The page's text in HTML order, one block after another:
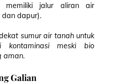
memiliki jalur aliran air
dapur).
sumur air tanah untuk
kontaminasi meski bio
aman.
Galian